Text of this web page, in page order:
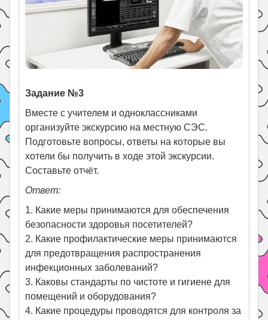
Задание №3
Вместе с учителем и одноклассниками
организуйте экскурсию на местную СЭС.
Подготовьте вопросы, ответы на которые вы
хотели бы получить в ходе этой экскурсии.
Составьте отчёт.
Ответ:
1. Какие меры принимаются для обеспечения
безопасности здоровья посетителей?
2. Какие профилактические меры принимаются
для предотвращения распространения
инфекционных заболеваний?
3. Каковы стандарты по чистоте и гигиене для
помещений и оборудования?
4. Какие процедуры проводятся для контроля за